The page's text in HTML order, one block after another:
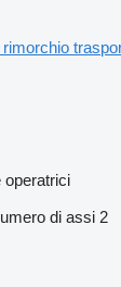
rimorchio
operatrici
di assi 2